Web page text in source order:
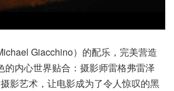
Giacchino）的配乐，完美营造
的内心世界贴合：摄影师雷格弗雷泽
摄影艺术，让电影成为了令人惊叹的黑